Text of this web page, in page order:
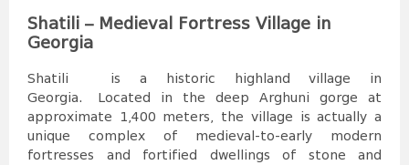
Shatili – Medieval Fortress Village in
Georgia
Shatili is a historic highland village in
Georgia. Located in the deep Arghuni gorge at
approximate 1,400 meters, the village is actually a
unique complex of medieval-to-early modern
fortresses and fortified dwellings of stone and